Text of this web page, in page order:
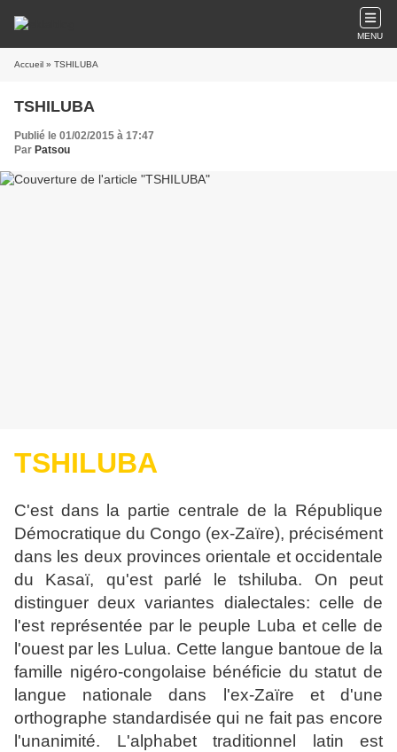
MENU
Accueil » TSHILUBA
TSHILUBA
Publié le 01/02/2015 à 17:47
Par Patsou
TSHILUBA
C'est dans la partie centrale de la République
Démocratique du Congo (ex-Zaïre), précisément
dans les deux provinces orientale et occidentale
du Kasaï, qu'est parlé le tshiluba. On peut
distinguer deux variantes dialectales: celle de
l'est représentée par le peuple Luba et celle de
l'ouest par les Lulua. Cette langue bantoue de la
famille nigéro-congolaise bénéficie du statut de
langue nationale dans l'ex-Zaïre et d'une
orthographe standardisée qui ne fait pas encore
l'unanimité. L'alphabet traditionnel latin est